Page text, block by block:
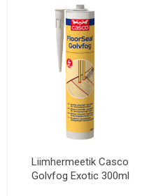
Liimhermeetik Casco
Golvfog Exotic 300ml